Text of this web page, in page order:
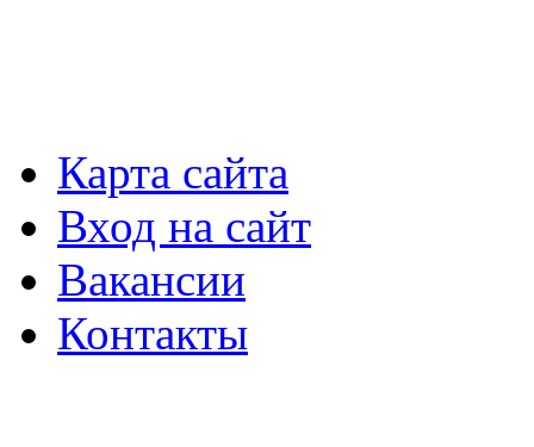
Карта сайта
Вход на сайт
Вакансии
Контакты